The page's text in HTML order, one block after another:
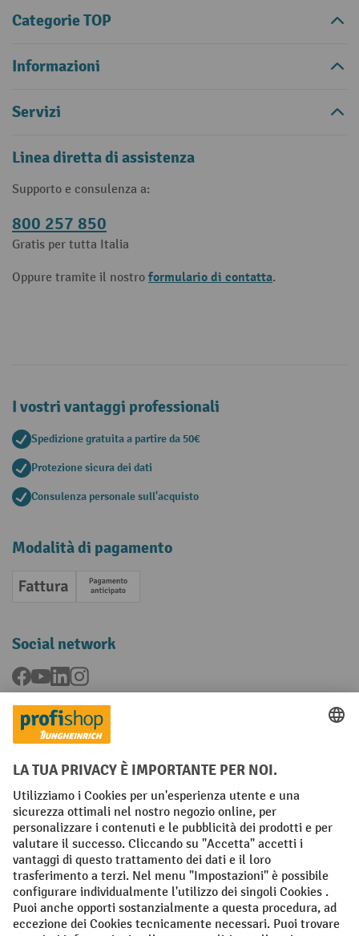
Categorie TOP
Informazioni
Servizi
Linea diretta di assistenza
Supporto e consulenza a:
800 257 850
Gratis per tutta Italia
Oppure tramite il nostro formulario di contatta.
I vostri vantaggi professionali
Spedizione gratuita a partire da 50€
Protezione sicura dei dati
Consulenza personale sull'acquisto
Modalità di pagamento
Fattura Pagamento anticipato
Social network
Facebook
YouTubeLinkedInInstagram
Condizioni Generali di Vendita
Dichiarazione di protezione dei dati Impronta
Impostazioni sulla privacy
All prices excl. VAT plusshipping costsand possible delivery charges,
if not stated otherwise.
¹ Lo sconto è valido fino a esaurimento scorte. Lo sconto non si applica
ai prezzi speciali. Non è possibile la combinazione con altri sconti o